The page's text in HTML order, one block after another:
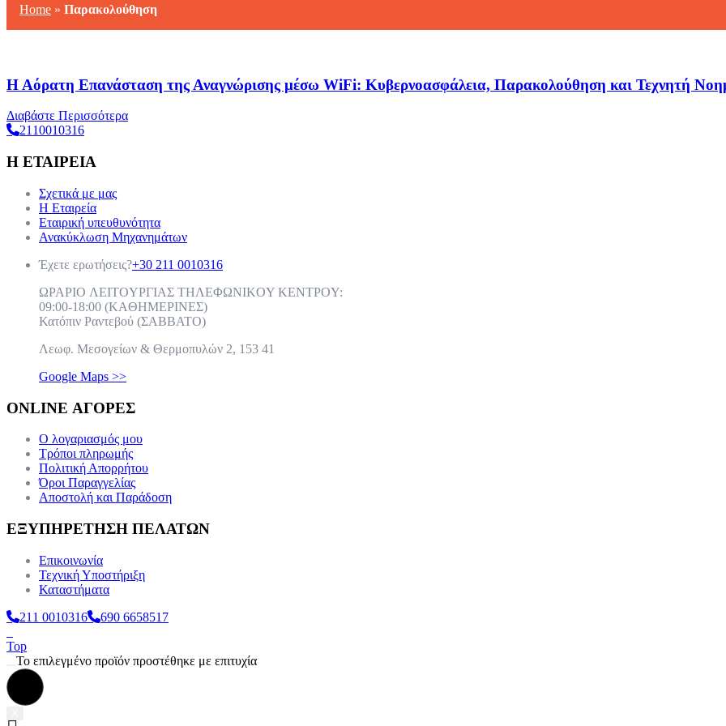
Home » Παρακολούθηση
Η Αόρατη Επανάσταση της Αναγνώρισης μέσω WiFi: Κυβερνοασφάλεια, Παρακολούθηση και Τεχνητή
Διαβάστε Περισσότερα
2110010316
Η ΕΤΑΙΡΕΙΑ
Σχετικά με μας
Η Εταιρεία
Εταιρική υπευθυνότητα
Ανακύκλωση Μηχανημάτων
Έχετε ερωτήσεις?+30 211 0010316
ΩPAPIO ΛEITOYPΓIAΣ THΛEΦΩNIKOY KENTPOY:
09:00-18:00 (KAΘHMEPINEΣ)
Κατόπιν Ραντεβού (ΣABBATO)
Λεωφ. Μεσογείων & Θερμοπυλών 2, 153 41
Google Maps >>
ONLINE ΑΓΟΡΕΣ
Ο λογαριασμός μου
Τρόποι πληρωμής
Πολιτική Απορρήτου
Όροι Παραγγελίας
Αποστολή και Παράδοση
ΕΞΥΠΗΡΕΤΗΣΗ ΠΕΛΑΤΩΝ
Επικοινωνία
Τεχνική Υποστήριξη
Καταστήματα
211 0010316
690 6658517
Top
Το επιλεγμένο προϊόν προστέθηκε με επιτυχία